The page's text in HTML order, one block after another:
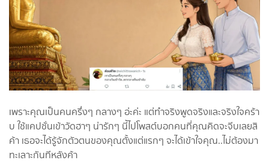
เพราะคุณเป็นคนครึ่งๆ กลางๆ อ่ะค่ะ แต่ทำจริงพูดจริงและจริงใจคร้า
บ ใช้แคปชั่นเข้าวัดฮาๆ น่ารักๆ นี้ไปโพสต์บอกคนที่คุณคิดจะจีบเลยสิ
ค้า เธอจะได้รู้จักตัวตนของคุณตั้งแต่แรกๆ จะได้เข้าใจคุณ..ไม่ต้องมา
ทะเลาะกันทีหลังค้า